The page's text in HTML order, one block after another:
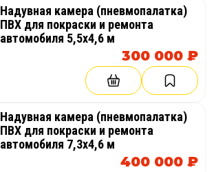
Надувная камера (пневмопалатка)
ПВХ для покраски и ремонта
автомобиля 5,5х4,6 м
300 000 ₽
Надувная камера (пневмопалатка)
ПВХ для покраски и ремонта
автомобиля 7,3х4,6 м
400 000 ₽